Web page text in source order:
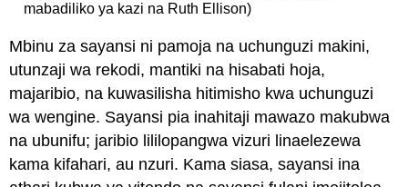
mabadiliko ya kazi na Ruth Ellison)
Mbinu za sayansi ni pamoja na uchunguzi makini,
utunzaji wa rekodi, mantiki na hisabati hoja,
majaribio, na kuwasilisha hitimisho kwa uchunguzi
wa wengine. Sayansi pia inahitaji mawazo makubwa
na ubunifu; jaribio lililopangwa vizuri linaelezewa
kama kifahari, au nzuri. Kama siasa, sayansi ina